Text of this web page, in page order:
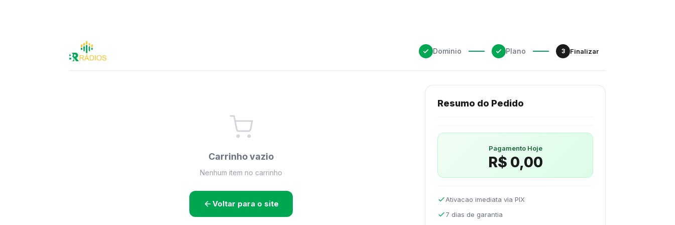
Dominio Plano 3 Finalizar
Carrinho vazio
Nenhum item no carrinho
Voltar para o site
Resumo do Pedido
Pagamento Hoje
R$ 0,00
Ativacao imediata via PIX
7 dias de garantia